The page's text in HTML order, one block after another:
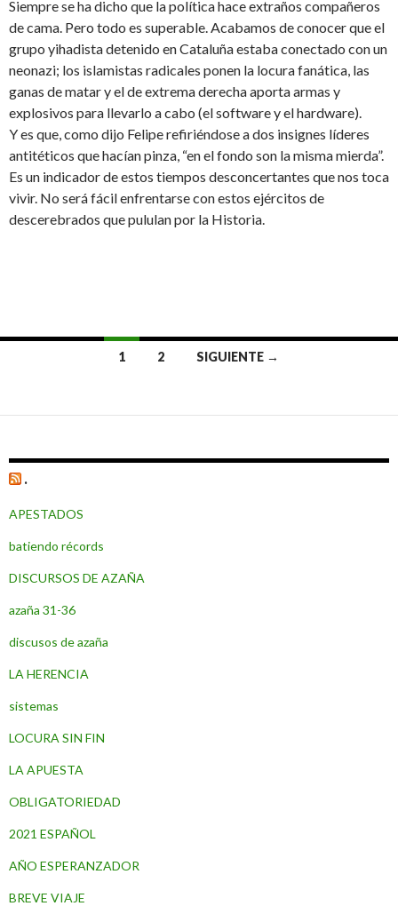
Siempre se ha dicho que la política hace extraños compañeros
de cama. Pero todo es superable. Acabamos de conocer que el
grupo yihadista detenido en Cataluña estaba conectado con un
neonazi; los islamistas radicales ponen la locura fanática, las
ganas de matar y el de extrema derecha aporta armas y
explosivos para llevarlo a cabo (el software y el hardware).
Y es que, como dijo Felipe refiriéndose a dos insignes líderes
antitéticos que hacían pinza, “en el fondo son la misma mierda”.
Es un indicador de estos tiempos desconcertantes que nos toca
vivir. No será fácil enfrentarse con estos ejércitos de
descerebrados que pululan por la Historia.
a
entradas
1 2 SIGUIENTE →
.
APESTADOS
batiendo récords
DISCURSOS DE AZAÑA
azaña 31-36
discusos de azaña
LA HERENCIA
sistemas
LOCURA SIN FIN
LA APUESTA
OBLIGATORIEDAD
2021 ESPAÑOL
AÑO ESPERANZADOR
BREVE VIAJE